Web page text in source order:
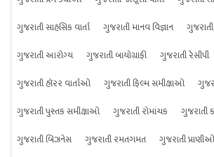
ગુજરાતી સાહસિક વાર્તા
ગુજરાતી માનવ વિજ્ઞાન
ગુજરાતી આરોગ્ય
ગુજરાતી બાયોગ્રાફી ગુજરાતી રેસીપી
ગુજરાતી હૉરર વાર્તાઓ
ગુજરાતી ફિલ્મ સમીક્ષાઓ
ગુજરાતી પુસ્તક સમીક્ષાઓ
ગુજરાતી રોમાંચક
ગુજરાતી
ગુજરાતી બિઝનેસ
ગુજરાતી રમતગમત
ગુજરાતી પ્રાણીઓ